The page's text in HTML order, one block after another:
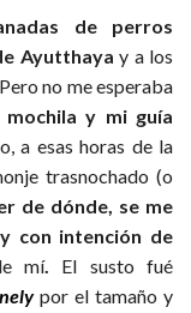
de perros
Ayutthaya y a los
no me esperaba
y mi guía
a esas horas de la
trasnochado (o
de dónde, se me
con intención de
mí. El susto fué
por el tamaño y